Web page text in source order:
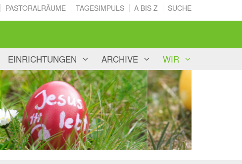
PASTORALRÄUME TAGESIMPULS A BIS Z SUCHE
EINRICHTUNGEN ARCHIVE WIR